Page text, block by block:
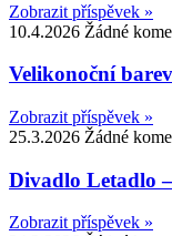
Zobrazit příspěvek »
10.4.2026 Žádné
Velikonoční
Zobrazit příspěvek »
25.3.2026 Žádné
Divadlo Letadlo
Zobrazit příspěvek »